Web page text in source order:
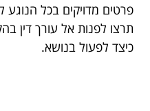
פרטים מדויקים בכל הנוגע
תרצו לפנות אל עורך דין
כיצד לפעול בנושא.